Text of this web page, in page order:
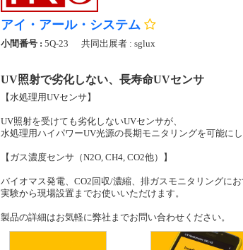
アイ・アール・システム
小間番号 : 5Q-23 共同出展者 : sglux
UV照射で劣化しない、長寿命UVセンサ
【水処理用UVセンサ】
UV照射を受けても劣化しないUVセンサが、
水処理用ハイパワーUV光源の長期モニタリングを可能にし
【ガス濃度センサ（N2O, CH4, CO2他）】
バイオマス発電、CO2回収/濃縮、排ガスモニタリングにお
実験から現場設置までお使いいただけます。
製品の詳細はお気軽に弊社までお問い合わせください。